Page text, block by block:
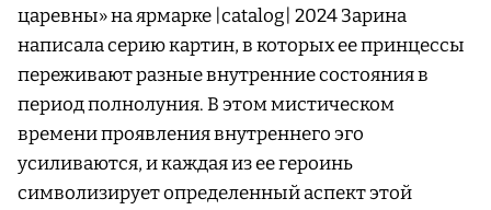
царевны» на ярмарке |catalog| 2024 Зарина
написала серию картин, в которых ее принцессы
переживают разные внутренние состояния в
период полнолуния. В этом мистическом
времени проявления внутреннего эго
усиливаются, и каждая из ее героинь
символизирует определенный аспект этой